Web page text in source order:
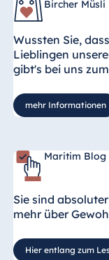
Weihnachten,
Hier geht's zu
Bircher Müsli
Wussten Sie,
Lieblingen
gibt's bei uns
mehr Informationen
Maritim Blog
Sie sind
mehr über
Hier entlang zum